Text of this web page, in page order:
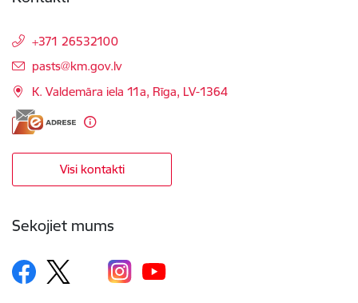
+371 26532100
E-pasts:
pasts@km.gov.lv
K. Valdemāra iela 11a, Rīga, LV-1364
Visi kontakti
Sekojiet mums